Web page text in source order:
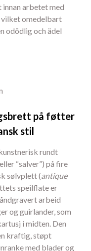
arbetet med
omedelbart
odödlig och ädel
på føtter
stil
rundt
“salver”) på fire
sølvplett (antique
speilflate er
arbeid
og guirlander, som
i midten. Den
kraftig, støpt
med blader og